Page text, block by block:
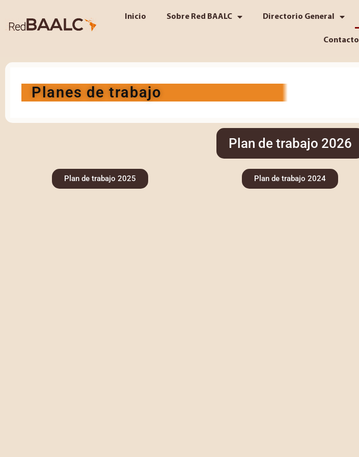
Inicio Sobre Red BAALC Directorio General
Contacto
Planes de trabajo
Plan de trabajo 2026
Plan de trabajo 2025 Plan de trabajo 2024